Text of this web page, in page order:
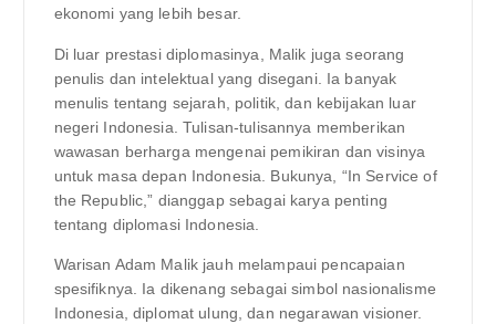
ekonomi yang lebih besar.
Di luar prestasi diplomasinya, Malik juga seorang
penulis dan intelektual yang disegani. Ia banyak
menulis tentang sejarah, politik, dan kebijakan luar
negeri Indonesia. Tulisan-tulisannya memberikan
wawasan berharga mengenai pemikiran dan visinya
untuk masa depan Indonesia. Bukunya, “In Service of
the Republic,” dianggap sebagai karya penting
tentang diplomasi Indonesia.
Warisan Adam Malik jauh melampaui pencapaian
spesifiknya. Ia dikenang sebagai simbol nasionalisme
Indonesia, diplomat ulung, dan negarawan visioner.